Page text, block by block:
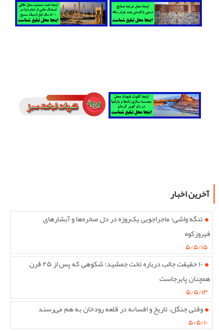
آخرین اخبار
تنگه واشی؛ ماجراجویی یک‌روزه در دل صخره‌ها و آبشارهای
فیروزکوه
۵/۵/۱۵
۱۰ حقیقت جالب درباره تخت جمشید؛ شکوهی که پس از ۲۵ قرن
همچنان پابرجاست
۵/۵/۱۳
وقتی جنگل، تاریخ و افسانه در قلعه رودخان به هم می‌رسند
۵/۵/۱۰